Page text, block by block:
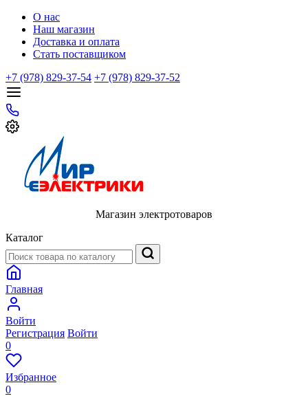
О нас
Наш магазин
Доставка и оплата
Стать поставщиком
+7 (978) 829-37-54 +7 (978) 829-37-52
Магазин электротоваров
Каталог
Главная
Войти
Регистрация Войти
0
Избранное
0